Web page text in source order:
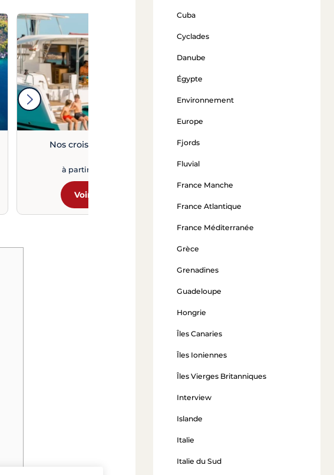
Nos croisières privées
à partir de 2 140 €
Voir l'offre
Cuba
Cyclades
Danube
Égypte
Environnement
Europe
Fjords
Fluvial
France Manche
France Atlantique
France Méditerranée
Grèce
Grenadines
Guadeloupe
Hongrie
Îles Canaries
Îles Ioniennes
Îles Vierges Britanniques
Interview
Islande
Italie
Italie du Sud